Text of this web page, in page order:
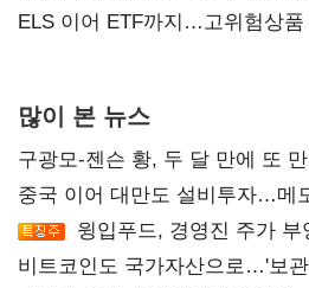
ELS 이어 ETF까지…고위험상
많이 본 뉴스
구광모-젠슨 황, 두 달 만에 또
중국 이어 대만도 설비투자…메
윙입푸드, 경영진 주가
비트코인도 국가자산으로…'보관